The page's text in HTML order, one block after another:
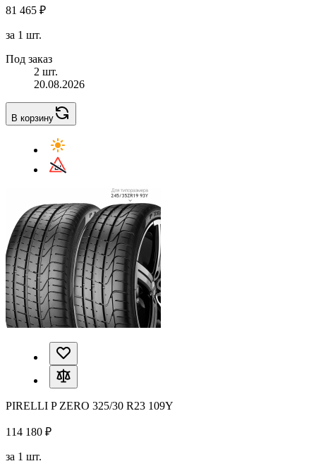
81 465 ₽
за 1 шт.
Под заказ
2 шт.
20.08.2026
В корзину
PIRELLI P ZERO 325/30 R23 109Y
114 180 ₽
за 1 шт.